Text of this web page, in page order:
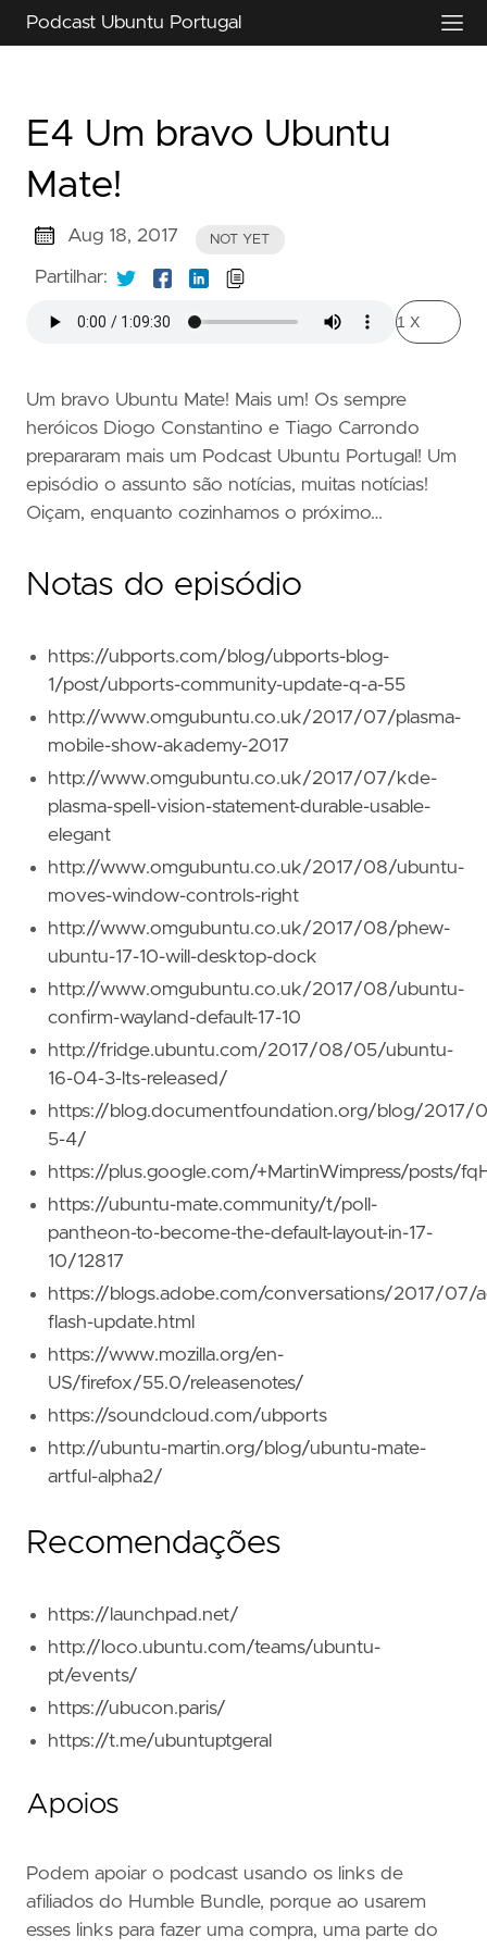
Podcast Ubuntu Portugal
E4 Um bravo Ubuntu
Mate!
Aug 18, 2017 NOT YET
Partilhar:
Um bravo Ubuntu Mate! Mais um! Os sempre
heróicos Diogo Constantino e Tiago Carrondo
prepararam mais um Podcast Ubuntu Portugal! Um
episódio o assunto são notícias, muitas notícias!
Oiçam, enquanto cozinhamos o próximo…
Notas do episódio
https://ubports.com/blog/ubports-blog-
1/post/ubports-community-update-q-a-55
http://www.omgubuntu.co.uk/2017/07/plasma-
mobile-show-akademy-2017
http://www.omgubuntu.co.uk/2017/07/kde-
plasma-spell-vision-statement-durable-usable-
elegant
http://www.omgubuntu.co.uk/2017/08/ubuntu-
moves-window-controls-right
http://www.omgubuntu.co.uk/2017/08/phew-
ubuntu-17-10-will-desktop-dock
http://www.omgubuntu.co.uk/2017/08/ubuntu-
confirm-wayland-default-17-10
http://fridge.ubuntu.com/2017/08/05/ubuntu-
16-04-3-lts-released/
https://blog.documentfoundation.org/blog/2017/
5-4/
https://plus.google.com/+MartinWimpress/posts/
https://ubuntu-mate.community/t/poll-
pantheon-to-become-the-default-layout-in-17-
10/12817
https://blogs.adobe.com/conversations/2017/07/
flash-update.html
https://www.mozilla.org/en-
US/firefox/55.0/releasenotes/
https://soundcloud.com/ubports
http://ubuntu-martin.org/blog/ubuntu-mate-
artful-alpha2/
Recomendações
https://launchpad.net/
http://loco.ubuntu.com/teams/ubuntu-
pt/events/
https://ubucon.paris/
https://t.me/ubuntuptgeral
Apoios
Podem apoiar o podcast usando os links de
afiliados do Humble Bundle, porque ao usarem
esses links para fazer uma compra, uma parte do